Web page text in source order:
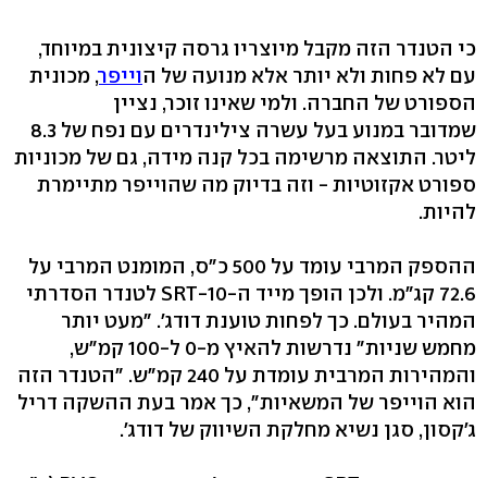
כי הטנדר הזה מקבל מיוצריו גרסה קיצונית במיוחד,
עם לא פחות ולא יותר אלא מנועה של הוייפר, מכונית
הספורט של החברה. ולמי שאינו זוכר, נציין
שמדובר במנוע בעל עשרה צילינדרים עם נפח של 8.3
ליטר. התוצאה מרשימה בכל קנה מידה, גם של מכוניות
ספורט אקזוטיות - וזה בדיוק מה שהוייפר מתיימרת
להיות.
ההספק המרבי עומד על 500 כ"ס, המומנט המרבי על
72.6 קג"מ. ולכן הופך מייד ה-SRT-10 לטנדר הסדרתי
המהיר בעולם. כך לפחות טוענת דודג'. "מעט יותר
מחמש שניות" נדרשות להאיץ מ-0 ל-100 קמ"ש,
והמהירות המרבית עומדת על 240 קמ"ש. "הטנדר הזה
הוא הוייפר של המשאיות", כך אמר בעת ההשקה דריל
ג'קסון, סגן נשיא מחלקת השיווק של דודג'.